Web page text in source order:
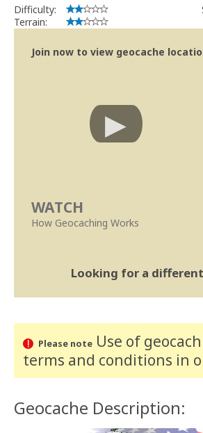
Difficulty:
Terrain:
Join now to view geocache
WATCH
How Geocaching Works
Looking for a
Please noteUse of
terms and conditions in
Geocache Description: